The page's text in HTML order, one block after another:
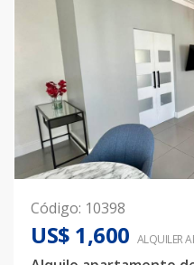
Código: 10398
US$ 1,600 ALQUILER